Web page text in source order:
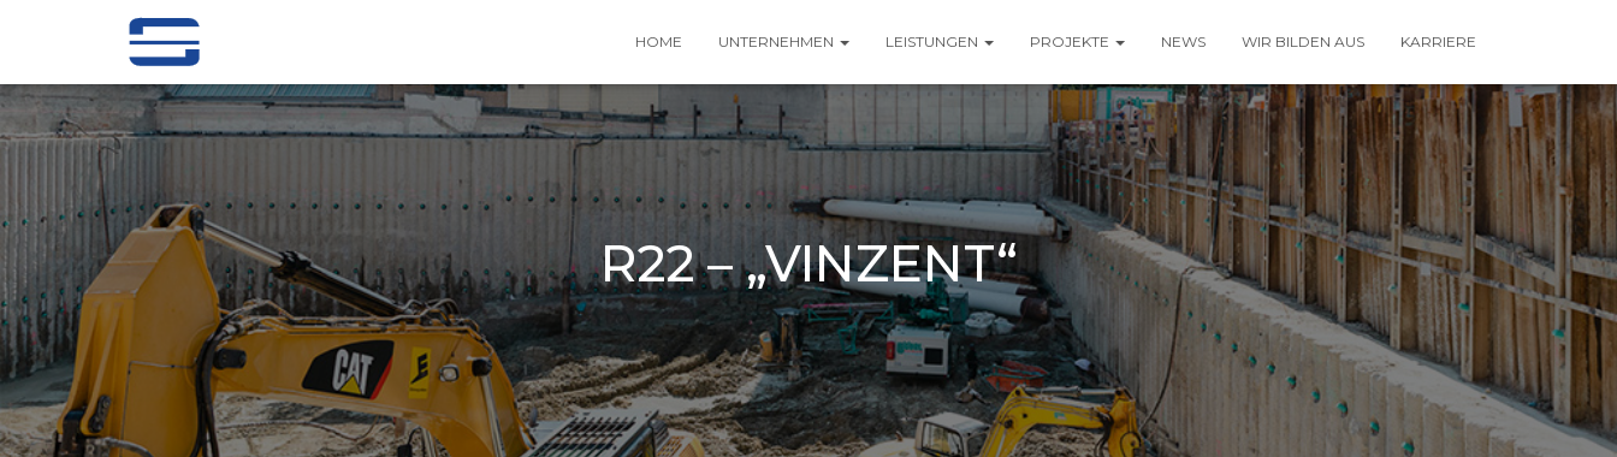
HOME UNTERNEHMEN LEISTUNGEN PROJEKTE NEWS WIR BILDEN AUS KARRIERE
R22 – „VINZENT“
Veröffentlicht von clam2. Januar 2024